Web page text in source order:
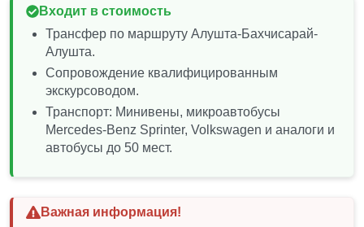
Входит в стоимость
Трансфер по маршруту Алушта-Бахчисарай-
Алушта.
Сопровождение квалифицированным
экскурсоводом.
Транспорт: Минивены, микроавтобусы
Mercedes-Benz Sprinter, Volkswagen и аналоги и
автобусы до 50 мест.
Важная информация!